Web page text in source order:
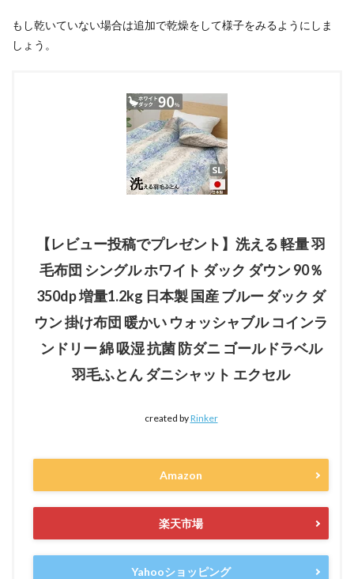
もし乾いていない場合は追加で乾燥をして様子をみるようにしま
しょう。
【レビュー投稿でプレゼント】洗える 軽量 羽
毛布団 シングル ホワイト ダック ダウン 90％
350dp 増量1.2kg 日本製 国産 ブルー ダック ダ
ウン 掛け布団 暖かい ウォッシャブル コインラ
ンドリー 綿 吸湿 抗菌 防ダニ ゴールドラベル
羽毛ふとん ダニシャット エクセル
created byRinker
Amazon
楽天市場
Yahooショッピング